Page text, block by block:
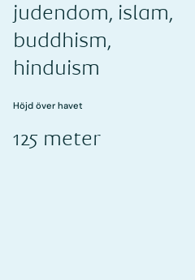
judendom, islam,
buddhism,
hinduism
Höjd över havet
125 meter